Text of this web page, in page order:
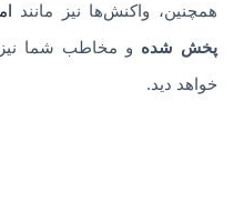
همچنین، واکنش‌ها نیز مانند
پخش شده و مخاطب شما نیز
خواهد دید.